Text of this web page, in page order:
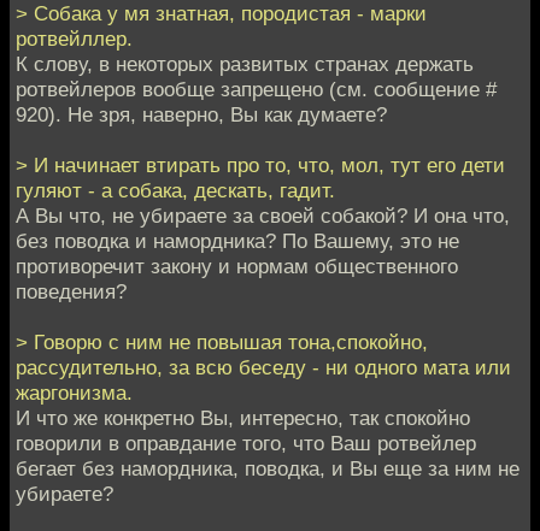
> Собака у мя знатная, породистая - марки
ротвейллер.
К слову, в некоторых развитых странах держать
ротвейлеров вообще запрещено (см. сообщение #
920). Не зря, наверно, Вы как думаете?
> И начинает втирать про то, что, мол, тут его дети
гуляют - а собака, дескать, гадит.
А Вы что, не убираете за своей собакой? И она что,
без поводка и намордника? По Вашему, это не
противоречит закону и нормам общественного
поведения?
> Говорю с ним не повышая тона,спокойно,
рассудительно, за всю беседу - ни одного мата или
жаргонизма.
И что же конкретно Вы, интересно, так спокойно
говорили в оправдание того, что Ваш ротвейлер
бегает без намордника, поводка, и Вы еще за ним не
убираете?